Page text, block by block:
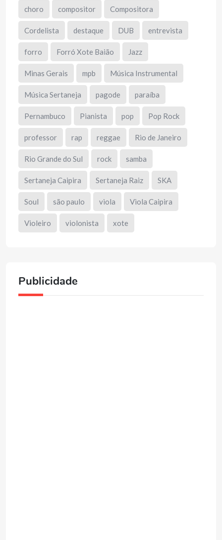
choro compositor Compositora
Cordelista destaque DUB entrevista
forro Forró Xote Baião Jazz
Minas Gerais mpb Música Instrumental
Música Sertaneja pagode paraíba
Pernambuco Pianista pop Pop Rock
professor rap reggae Rio de Janeiro
Rio Grande do Sul rock samba
Sertaneja Caipira Sertaneja Raiz SKA
Soul são paulo viola Viola Caipira
Violeiro violonista xote
Publicidade